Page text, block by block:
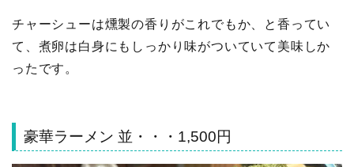
チャーシューは燻製の香りがこれでもか、と香ってい
て、煮卵は白身にもしっかり味がついていて美味しか
ったです。
豪華ラーメン 並・・・1,500円